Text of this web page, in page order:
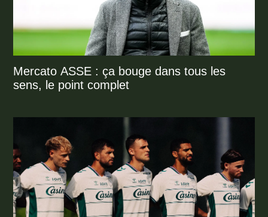
Mercato ASSE : ça bouge dans tous les
sens, le point complet